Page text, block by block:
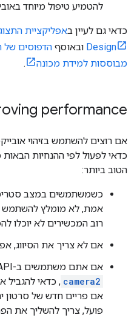
להטמיע טיפול מיוחד
כדאי גם לעיין ב
Design ובאוסף
מבוססות למידת מכונה
.
performance
אם רוצים להשתמש בזיהוי
כדאי לפעול לפי ההנחיות
הטוב ביותר:
כשמשתמשים במצב
אמת, לא מומלץ להשתמש
רוב המכשירים לא יוכלו
אם לא צריך את הסיווג,
אם אתם משתמשים ב-API‏
camera2 , כדאי להגביל
אם פריים חדש של סרטון
פועל, צריך להשליך את